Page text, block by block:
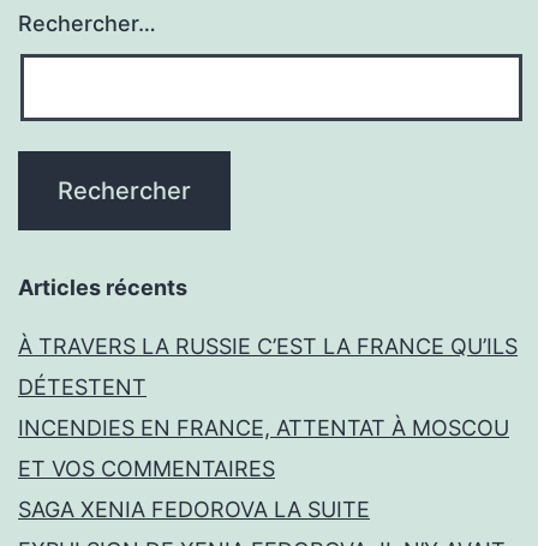
Rechercher…
Articles récents
À TRAVERS LA RUSSIE C’EST LA FRANCE QU’ILS
DÉTESTENT
INCENDIES EN FRANCE, ATTENTAT À MOSCOU
ET VOS COMMENTAIRES
SAGA XENIA FEDOROVA LA SUITE